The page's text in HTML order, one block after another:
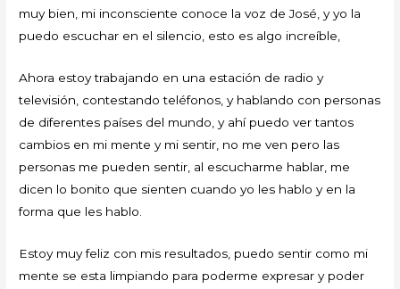
muy bien, mi inconsciente conoce la voz de José, y yo la
puedo escuchar en el silencio, esto es algo increíble,
Ahora estoy trabajando en una estación de radio y
televisión, contestando teléfonos, y hablando con personas
de diferentes países del mundo, y ahí puedo ver tantos
cambios en mi mente y mi sentir, no me ven pero las
personas me pueden sentir, al escucharme hablar, me
dicen lo bonito que sienten cuando yo les hablo y en la
forma que les hablo.
Estoy muy feliz con mis resultados, puedo sentir como mi
mente se esta limpiando para poderme expresar y poder